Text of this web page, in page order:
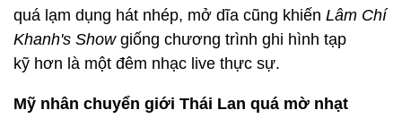
quá lạm dụng hát nhép, mở dĩa cũng khiến Lâm Chí
Khanh's Showgiống chương trình ghi hình tạp
kỹ hơn là một đêm nhạc live thực sự.
Mỹ nhân chuyển giới Thái Lan quá mờ nhạt